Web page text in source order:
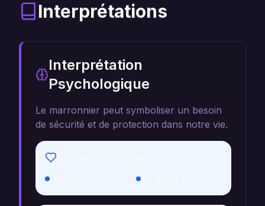
Interprétations
Interprétation
Psychologique
Le marronnier peut symboliser un besoin
de sécurité et de protection dans notre vie.
Sérénité